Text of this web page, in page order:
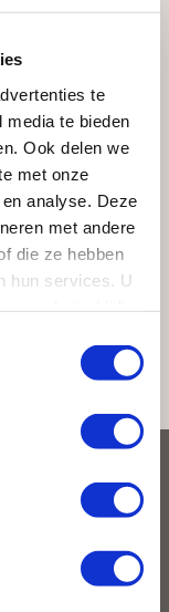
te
te bieden
Ook delen we
met onze
analyse. Deze
met andere
die ze hebben
hun services. U
Of het nu gaat
frisse was
ons al meer
oplossingen
klanten weer